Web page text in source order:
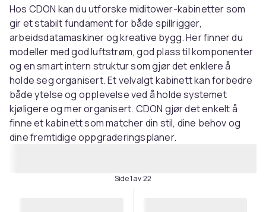
Hos CDON kan du utforske miditower-kabinetter som
gir et stabilt fundament for både spillrigger,
arbeidsdatamaskiner og kreative bygg. Her finner du
modeller med god luftstrøm, god plass til komponenter
og en smart intern struktur som gjør det enklere å
holde seg organisert. Et velvalgt kabinett kan forbedre
både ytelse og opplevelse ved å holde systemet
kjøligere og mer organisert. CDON gjør det enkelt å
finne et kabinett som matcher din stil, dine behov og
dine fremtidige oppgraderingsplaner.
Side 1 av 22